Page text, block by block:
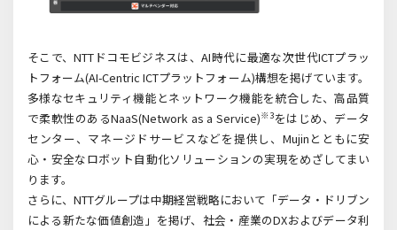
そこで、NTT ドコモビジネスは、AI時代に最適な次世代ICTプラッ
トフォーム(AI-Centric ICTプラットフォーム)構想を掲げています。
多様なセキュリティ機能とネットワーク機能を統合した、高品質
で柔軟性のあるNaaS(Network as a Service)※3をはじめ、データ
センター、マネージドサービスなどを提供し、 Mujin とともに安
心・安全なロボット自動化ソリューションの実現をめざしてまい
ります。
さらに、NTTグループは中期経営戦略において「データ・ドリブン
による新たな価値創造」を掲げ、社会・産業のDXおよびデータ利